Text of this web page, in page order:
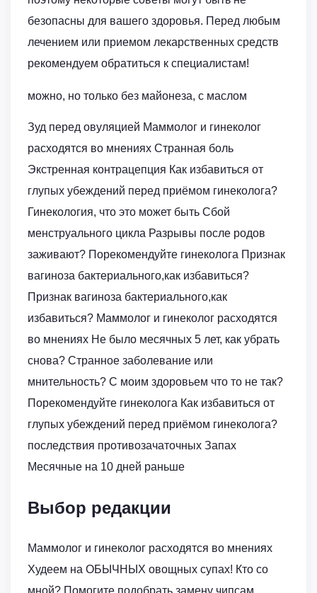
безопасны для вашего здоровья. Перед любым
лечением или приемом лекарственных средств
рекомендуем обратиться к специалистам!
можно, но только без майонеза, с маслом
Зуд перед овуляцией Маммолог и гинеколог
расходятся во мнениях Странная боль
Экстренная контрацепция Как избавиться от
глупых убеждений перед приёмом гинеколога?
Гинекология, что это может быть Сбой
менструального цикла Разрывы после родов
заживают? Порекомендуйте гинеколога Признак
вагиноза бактериального,как избавиться?
Признак вагиноза бактериального,как
избавиться? Маммолог и гинеколог расходятся
во мнениях Не было месячных 5 лет, как убрать
снова? Странное заболевание или
мнительность? С моим здоровьем что то не так?
Порекомендуйте гинеколога Как избавиться от
глупых убеждений перед приёмом гинеколога?
последствия противозачаточных Запах
Месячные на 10 дней раньше
Выбор редакции
Маммолог и гинеколог расходятся во мнениях
Худеем на ОБЫЧНЫХ овощных супах! Кто со
мной? Помогите подобрать замену чипсам